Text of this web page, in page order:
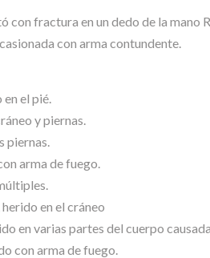
con fractura en un dedo de la
con arma contundente.
el pié.
y piernas.
piernas.
arma de fuego.
en el cráneo
en varias partes del cuerpo
con arma de fuego.